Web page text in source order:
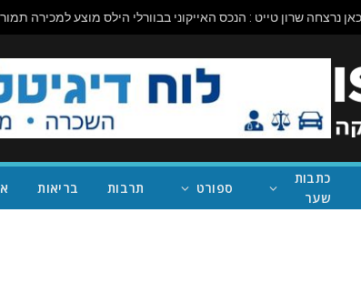
כתבות
שער
ספורט תרבות בריאות